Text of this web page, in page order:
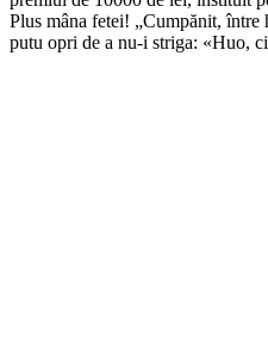
Plus mâna fetei! „Cumpănit, între
putu opri de a nu-i striga: «Huo,